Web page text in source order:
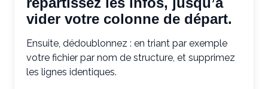
vider votre colonne de départ.
Ensuite, dédoublonnez : en triant par exemple
votre fichier par nom de structure, et supprimez
les lignes identiques.